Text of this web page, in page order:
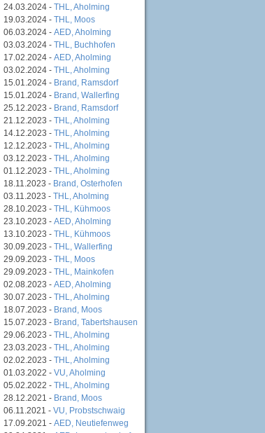
24.03.2024 - THL, Aholming
19.03.2024 - THL, Moos
06.03.2024 - AED, Aholming
03.03.2024 - THL, Buchhofen
17.02.2024 - AED, Aholming
03.02.2024 - THL, Aholming
15.01.2024 - Brand, Ramsdorf
15.01.2024 - Brand, Wallerfing
25.12.2023 - Brand, Ramsdorf
21.12.2023 - THL, Aholming
14.12.2023 - THL, Aholming
12.12.2023 - THL, Aholming
03.12.2023 - THL, Aholming
01.12.2023 - THL, Aholming
18.11.2023 - Brand, Osterhofen
03.11.2023 - THL, Aholming
28.10.2023 - THL, Kühmoos
23.10.2023 - AED, Aholming
13.10.2023 - THL, Kühmoos
30.09.2023 - THL, Wallerfing
29.09.2023 - THL, Moos
29.09.2023 - THL, Mainkofen
02.08.2023 - AED, Aholming
30.07.2023 - THL, Aholming
18.07.2023 - Brand, Moos
15.07.2023 - Brand, Tabertshausen
29.06.2023 - THL, Aholming
23.03.2023 - THL, Aholming
02.02.2023 - THL, Aholming
01.03.2022 - VU, Aholming
05.02.2022 - THL, Aholming
28.12.2021 - Brand, Moos
06.11.2021 - VU, Probstschwaig
17.09.2021 - AED, Neutiefenweg